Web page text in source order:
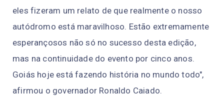
eles fizeram um relato de que realmente o nosso
autódromo está maravilhoso. Estão extremamente
esperançosos não só no sucesso desta edição,
mas na continuidade do evento por cinco anos.
Goiás hoje está fazendo história no mundo todo",
afirmou o governador Ronaldo Caiado.